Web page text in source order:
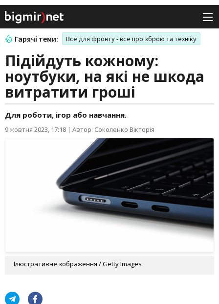
Гарячі теми: Все для фронту - все про зброю та техніку
Підійдуть кожному:
ноутбуки, на які не шкода
витратити гроші
Для роботи, ігор або навчання.
9 жовтня 2023, 17:18 | Автор: Соколенко Вікторія
Ілюстративне зображення / Getty Images